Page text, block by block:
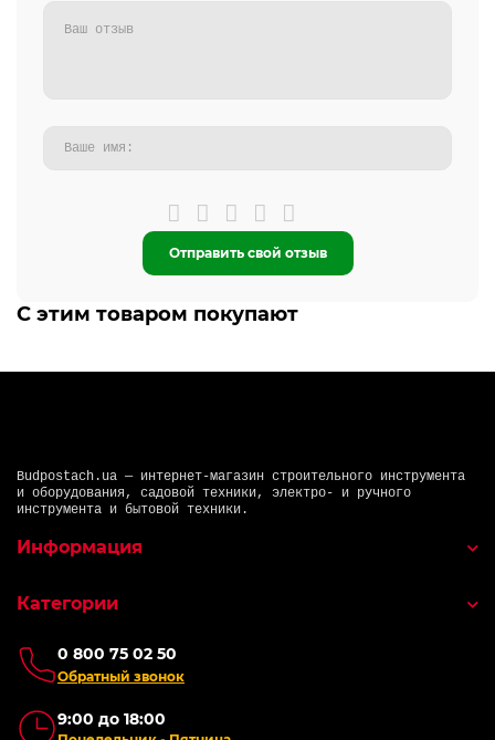
Отправить свой отзыв
С этим товаром покупают
Budpostach.ua — интернет-магазин строительного инструмента
и оборудования, садовой техники, электро- и ручного
инструмента и бытовой техники.
0 800 75 02 50
Обратный звонок
9:00 до 18:00
Информация
Категории